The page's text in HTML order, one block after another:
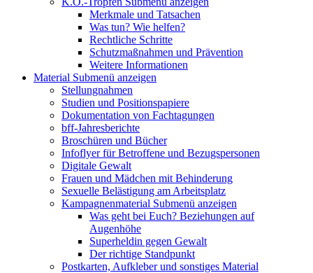
Merkmale und Tatsachen
Was tun? Wie helfen?
Rechtliche Schritte
Schutzmaßnahmen und Prävention
Weitere Informationen
Material Submenü anzeigen
Stellungnahmen
Studien und Positionspapiere
Dokumentation von Fachtagungen
bff-Jahresberichte
Broschüren und Bücher
Infoflyer für Betroffene und Bezugspersonen
Digitale Gewalt
Frauen und Mädchen mit Behinderung
Sexuelle Belästigung am Arbeitsplatz
Kampagnenmaterial Submenü anzeigen
Was geht bei Euch? Beziehungen auf
Augenhöhe
Superheldin gegen Gewalt
Der richtige Standpunkt
Postkarten, Aufkleber und sonstiges Material